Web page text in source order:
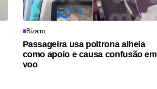
Bizarro
Passageira usa poltrona alheia
como apoio e causa confusão em
voo